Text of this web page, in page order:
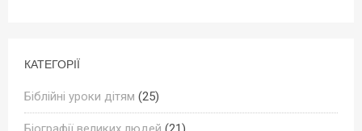
КАТЕГОРІЇ
Біблійні уроки дітям (25)